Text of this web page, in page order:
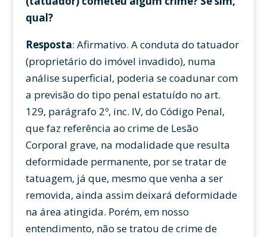
qual?
Resposta: Afirmativo. A conduta do tatuador
(proprietário do imóvel invadido), numa
análise superficial, poderia se coadunar com
a previsão do tipo penal estatuído no art.
129, parágrafo 2º, inc. IV, do Código Penal,
que faz referência ao crime de Lesão
Corporal grave, na modalidade que resulta
deformidade permanente, por se tratar de
tatuagem, já que, mesmo que venha a ser
removida, ainda assim deixará deformidade
na área atingida. Porém, em nosso
entendimento, não se tratou de crime de